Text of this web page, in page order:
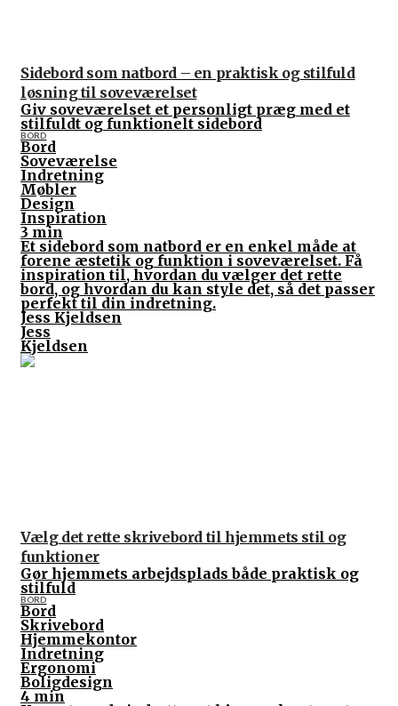
Sidebord som natbord – en praktisk og stilfuld
løsning til soveværelset
Giv soveværelset et personligt præg med et
stilfuldt og funktionelt sidebord
BORD
Bord
Soveværelse
Indretning
Møbler
Design
Inspiration
3 min
Et sidebord som natbord er en enkel måde at
forene æstetik og funktion i soveværelset. Få
inspiration til, hvordan du vælger det rette
bord, og hvordan du kan style det, så det passer
perfekt til din indretning.
Jess Kjeldsen
Jess
Kjeldsen
Vælg det rette skrivebord til hjemmets stil og
funktioner
Gør hjemmets arbejdsplads både praktisk og
stilfuld
BORD
Bord
Skrivebord
Hjemmekontor
Indretning
Ergonomi
Boligdesign
4 min